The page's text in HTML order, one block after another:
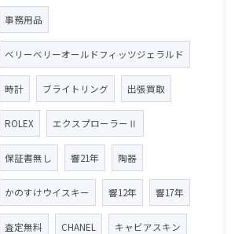
事務用品
ベリーベリーオールドフィッツジェラルド
時計 ブライトリング 出張買取
ROLEX エクスプローラーⅡ
保証書無し 響21年 陶器
かのすけウイスキー 響12年 響17年
査定無料 CHANEL キャビアスキン